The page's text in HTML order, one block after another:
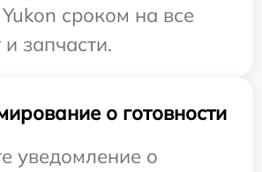
сроком на все
запчасти.
о готовности
уведомление о